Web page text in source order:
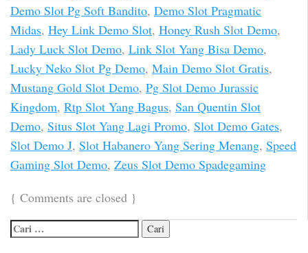
Demo Slot Pg Soft Bandito, Demo Slot Pragmatic
Midas, Hey Link Demo Slot, Honey Rush Slot Demo,
Lady Luck Slot Demo, Link Slot Yang Bisa Demo,
Lucky Neko Slot Pg Demo, Main Demo Slot Gratis,
Mustang Gold Slot Demo, Pg Slot Demo Jurassic
Kingdom, Rtp Slot Yang Bagus, San Quentin Slot
Demo, Situs Slot Yang Lagi Promo, Slot Demo Gates,
Slot Demo J, Slot Habanero Yang Sering Menang, Speed
Gaming Slot Demo, Zeus Slot Demo Spadegaming
{ Comments are closed }